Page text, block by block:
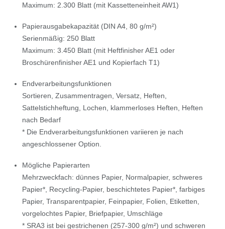
Maximum: 2.300 Blatt (mit Kassetteneinheit AW1)
Papierausgabekapazität (DIN A4, 80 g/m²)
Serienmäßig: 250 Blatt
Maximum: 3.450 Blatt (mit Heftfinisher AE1 oder
Broschürenfinisher AE1 und Kopierfach T1)
Endverarbeitungsfunktionen
Sortieren, Zusammentragen, Versatz, Heften,
Sattelstichheftung, Lochen, klammerloses Heften, Heften
nach Bedarf
* Die Endverarbeitungsfunktionen variieren je nach
angeschlossener Option.
Mögliche Papierarten
Mehrzweckfach: dünnes Papier, Normalpapier, schweres
Papier*, Recycling-Papier, beschichtetes Papier*, farbiges
Papier, Transparentpapier, Feinpapier, Folien, Etiketten,
vorgelochtes Papier, Briefpapier, Umschläge
* SRA3 ist bei gestrichenen (257-300 g/m²) und schweren